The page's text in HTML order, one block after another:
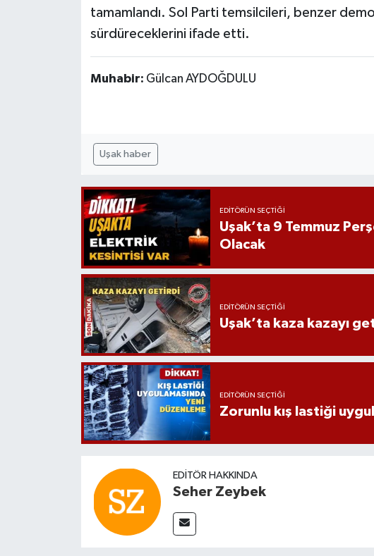
tamamlandı. Sol Parti temsilcileri, benzer
sürdüreceklerini ifade etti.
Muhabir: Gülcan AYDOĞDULU
Uşak haber
EDITÖRÜN SEÇTIĞI
Uşak’ta 9 Temmuz
Olacak
EDITÖRÜN SEÇTIĞI
Uşak’ta kaza kazayı
EDITÖRÜN SEÇTIĞI
Zorunlu kış lastiği
EDITÖR HAKKINDA
Seher Zeybek